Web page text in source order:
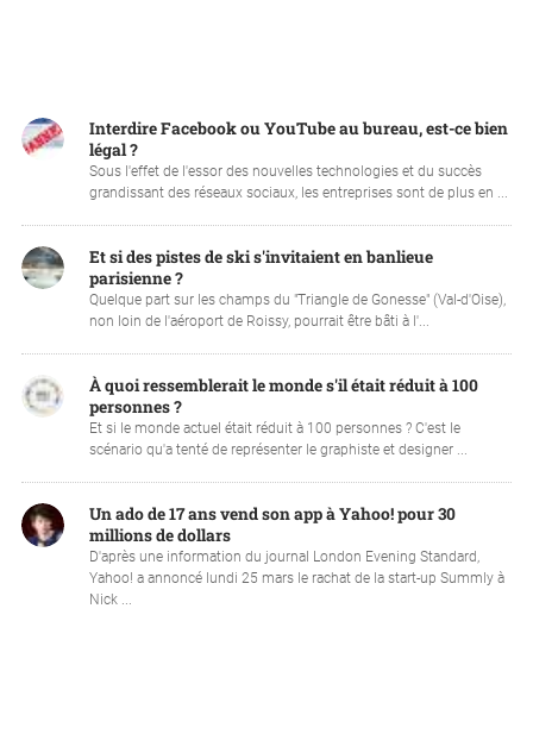
Interdire Facebook ou YouTube au bureau, est-ce bien
légal ?
Sous l'effet de l'essor des nouvelles technologies et du succès
grandissant des réseaux sociaux, les entreprises sont de plus en ...
Et si des pistes de ski s'invitaient en banlieue
parisienne ?
Quelque part sur les champs du "Triangle de Gonesse" (Val-d'Oise),
non loin de l'aéroport de Roissy, pourrait être bâti à l'...
À quoi ressemblerait le monde s'il était réduit à 100
personnes ?
Et si le monde actuel était réduit à 100 personnes ? C'est le
scénario qu'a tenté de représenter le graphiste et designer ...
Un ado de 17 ans vend son app à Yahoo! pour 30
millions de dollars
D'après une information du journal London Evening Standard,
Yahoo! a annoncé lundi 25 mars le rachat de la start-up Summly à
Nick ...